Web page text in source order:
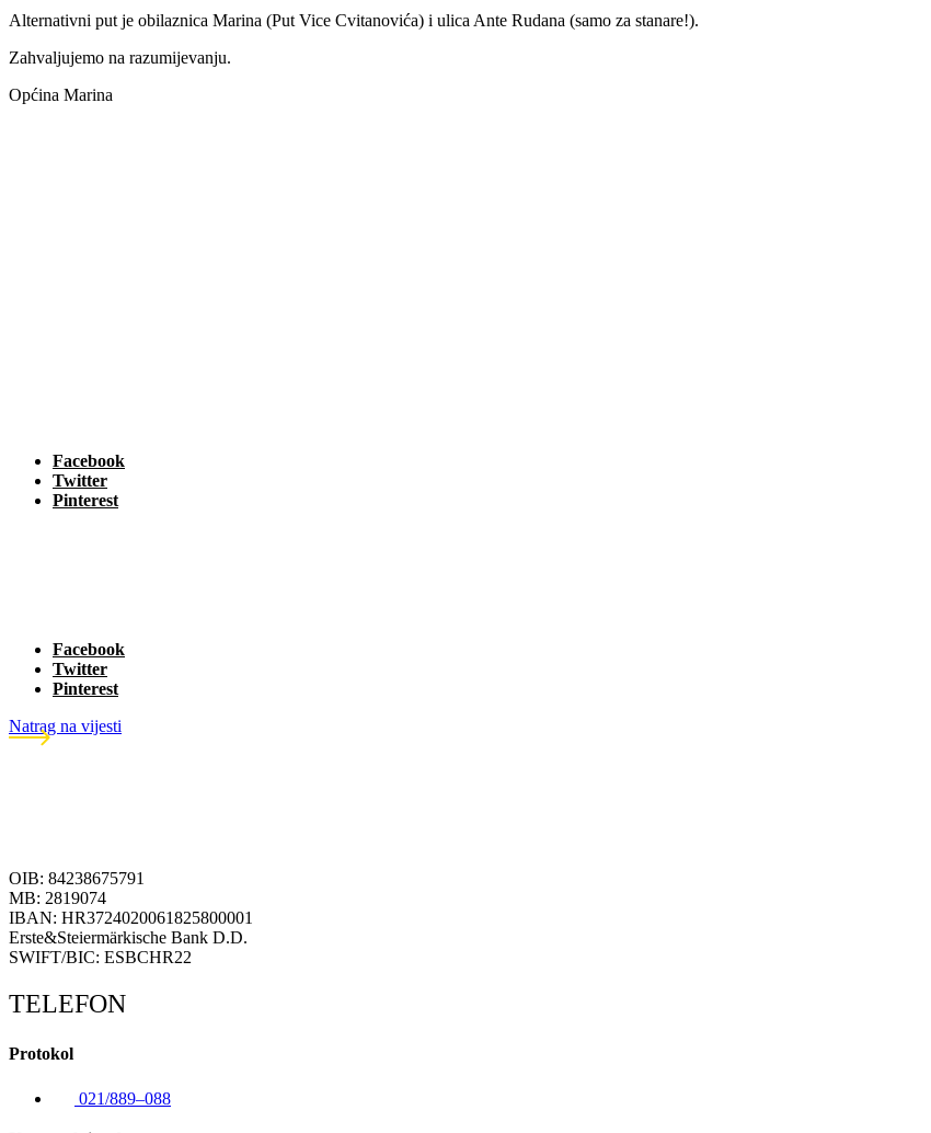
Alternativni put je obilaznica Marina (Put Vice Cvitanovića) i ulica Ante Rudana (samo za stanare!).
Zahvaljujemo na razumijevanju.
Općina Marina
Facebook
Twitter
Pinterest
Facebook
Twitter
Pinterest
Natrag na vijesti
OIB: 84238675791
MB: 2819074
IBAN: HR3724020061825800001
Erste&Steiermärkische Bank D.D.
SWIFT/BIC: ESBCHR22
TELEFON
Protokol
021/889–088